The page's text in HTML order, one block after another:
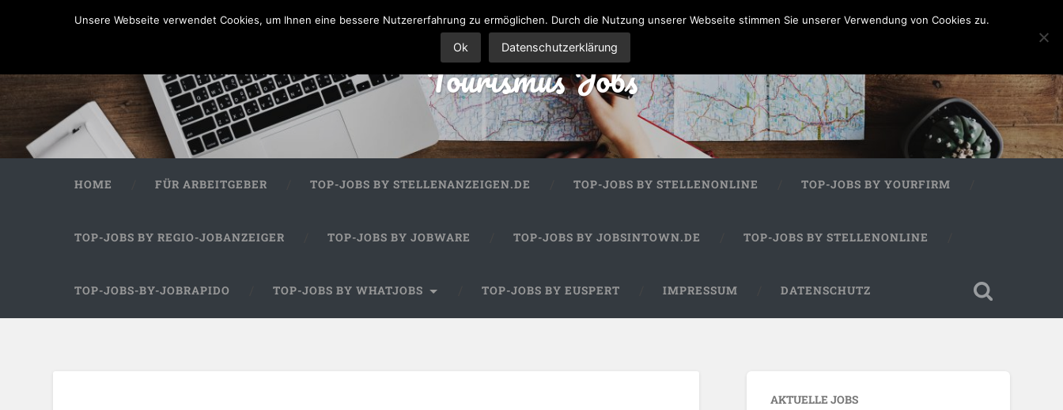
Tourismus Jobs
HOME FÜR ARBEITGEBER TOP-JOBS BY STELLENANZEIGEN.DE TOP-JOBS BY STELLENONLINE TOP-JOBS BY YOURFIRM
TOP-JOBS BY REGIO-JOBANZEIGER TOP-JOBS BY JOBWARE TOP-JOBS BY JOBSINTOWN.DE TOP-JOBS BY STELLENONLINE
TOP-JOBS-BY-JOBRAPIDO TOP-JOBS BY WHATJOBS TOP-JOBS BY EUSPERT IMPRESSUM DATENSCHUTZ
AKTUELLE JOBS
Unsere Webseite verwendet Cookies, um Ihnen eine bessere Nutzererfahrung zu ermöglichen. Durch die Nutzung unserer Webseite stimmen Sie unserer Verwendung von Cookies zu.
Ok Datenschutzerklärung